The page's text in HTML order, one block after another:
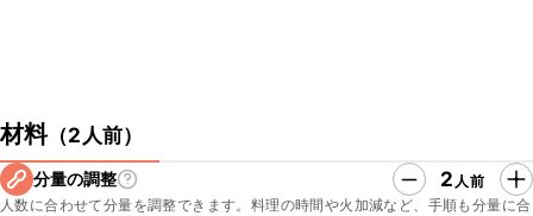
材料（2人前）
分量の調整 2 人前
人数に合わせて分量を調整できます。料理の時間や火加減など、手順も分量に合